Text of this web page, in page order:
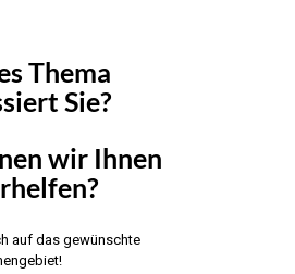
Thema
Sie?
wir Ihnen
auf das gewünschte